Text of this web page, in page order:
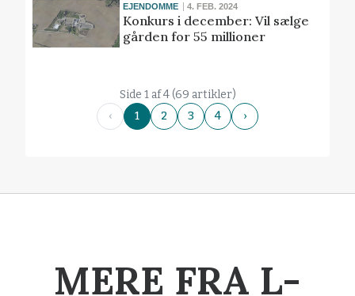
EJENDOMME 4. FEB. 2024
Konkurs i december: Vil sælge
gården for 55 millioner
Side 1 af 4 (69 artikler)
‹
1 2 3 4 ›
MERE FRA L-